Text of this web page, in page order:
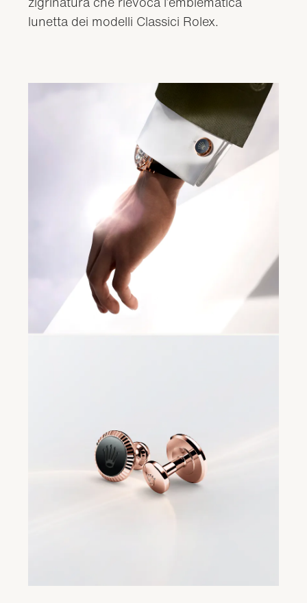
lunetta dei modelli Classici Rolex.